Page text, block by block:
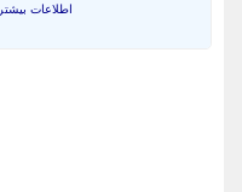
اطلاعات بیشتر